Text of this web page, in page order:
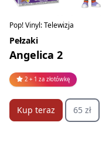
Pop! Vinyl: Telewizja
Pełzaki
Angelica 2
2 + 1 za złotówkę
Kup teraz 65 zł